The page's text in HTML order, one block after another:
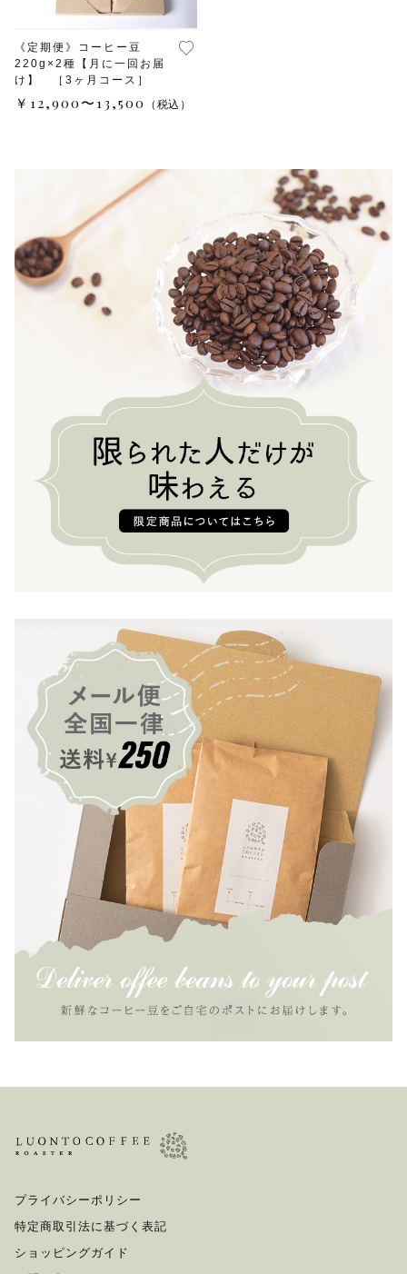
《定期便》コーヒー豆
220g×2種【月に一回お届
け】 ［3ヶ月コース］
￥12,900〜13,500 （税込）
プライバシーポリシー
特定商取引法に基づく表記
ショッピングガイド
KUTEのおやつ箱